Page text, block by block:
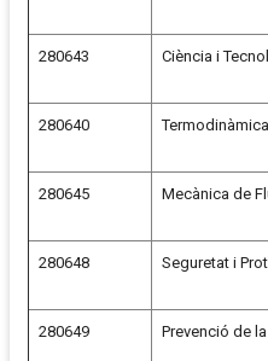
280643 Ciència i
280640
280645 Mecànica de
280648 Seguretat i
280649 Prevenció de